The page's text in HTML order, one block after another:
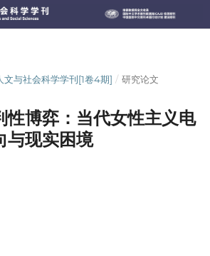
文与社会科学学刊[1卷4期] / 研究论文
性博弈：当代女性主义电
与现实困境